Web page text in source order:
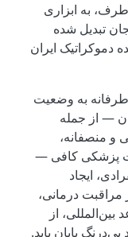
به ابزاری
تبدیل شده
دموکراتیک ایران
به وضعیت
— از جمله
منصفانه،
پزشکی کافی —
ایجاد
درمانی،
از
پایان یابد.